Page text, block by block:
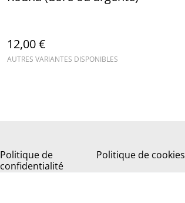
12,00 €
AUTRES VARIANTES DISPONIBLES
Politique de
confidentialité
Politique de cookies